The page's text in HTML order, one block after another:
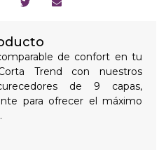
de confort en tu
Trend con nuestros
de 9 capas,
para ofrecer el máximo